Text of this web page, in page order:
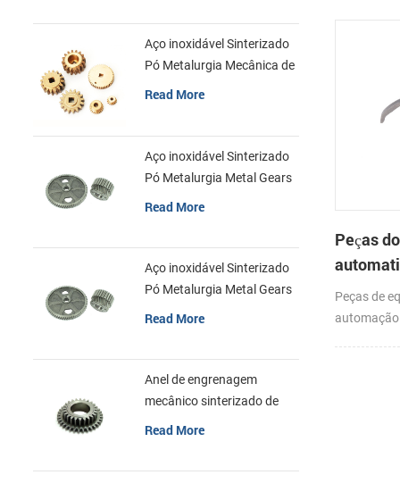
pequena e
Peças
Peças de
Aço inoxidável Sinterizado
Pó Metalurgia Mecânica de
Latão Engrenagem
Read More
Aço inoxidável Sinterizado
Pó Metalurgia Metal Gears
Read More
Aço inoxidável Sinterizado
Pó Metalurgia Metal Gears
Read More
Anel de engrenagem
mecânico sinterizado de
aço inoxidável da
Read More